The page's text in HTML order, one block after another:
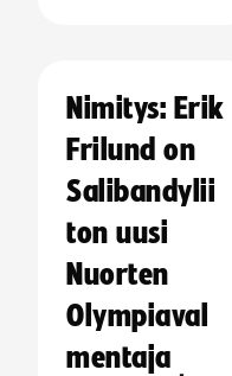
Nimitys: Erik
Frilund on
Salibandylii
ton uusi
Nuorten
Olympiaval
mentaja